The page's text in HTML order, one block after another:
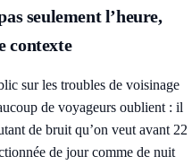
seulement l’heure,
contexte
sur les troubles de voisinage
de voyageurs oublient : il
de bruit qu’on veut avant 22
de jour comme de nuit